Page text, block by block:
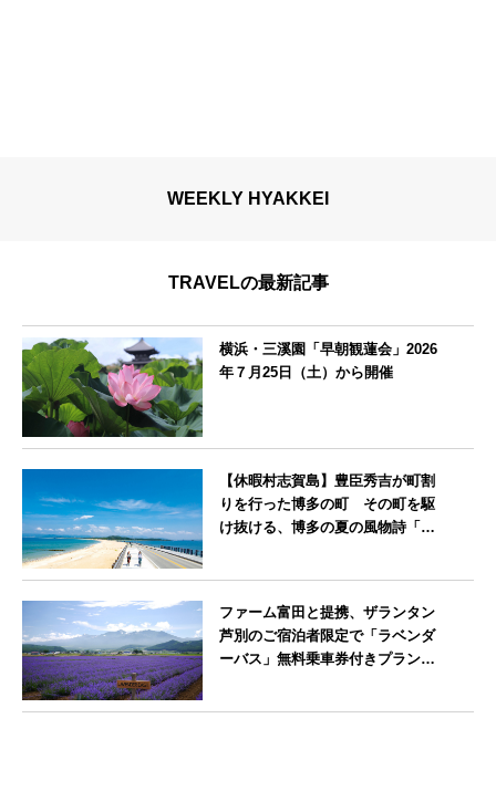
WEEKLY HYAKKEI
TRAVELの最新記事
横浜・三溪園「早朝観蓮会」2026
年７月25日（土）から開催
【休暇村志賀島】豊臣秀吉が町割
りを行った博多の町 その町を駆
け抜ける、博多の夏の風物詩「博
ファーム富田と提携、ザランタン
芦別のご宿泊者限定で「ラベンダ
ーバス」無料乗車券付きプランを